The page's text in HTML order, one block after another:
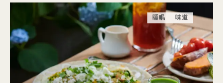
睡眠 味道